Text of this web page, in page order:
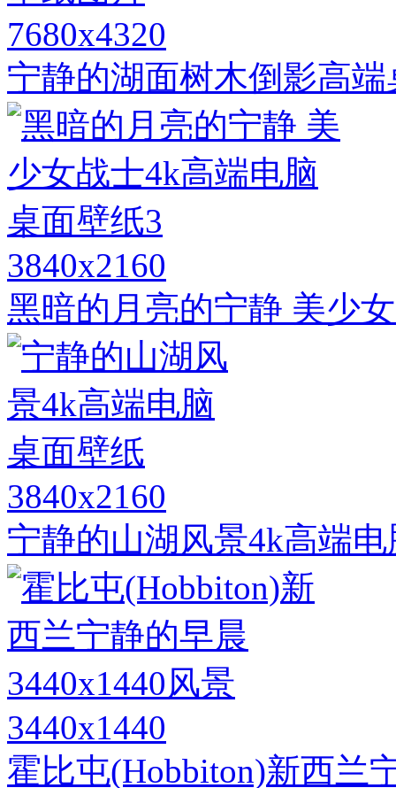
7680x4320
宁静的湖面树木倒影高
3840x2160
黑暗的月亮的宁静 美少
3840x2160
宁静的山湖风景4k高端
3440x1440
霍比屯(Hobbiton)新西兰